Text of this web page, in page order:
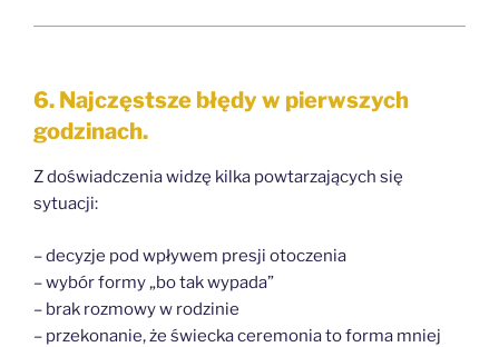
6. Najczęstsze błędy w pierwszych
godzinach.
Z doświadczenia widzę kilka powtarzających się
sytuacji:
– decyzje pod wpływem presji otoczenia
– wybór formy „bo tak wypada”
– brak rozmowy w rodzinie
– przekonanie, że świecka ceremonia to forma mniej